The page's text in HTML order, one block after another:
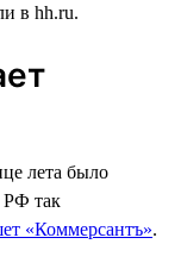
в hh.ru.
лета было
РФ так
«Коммерсантъ».